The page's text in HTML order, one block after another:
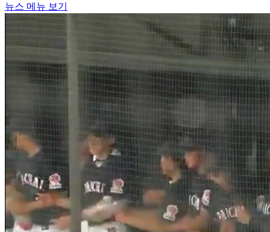
뉴스 메뉴 보기